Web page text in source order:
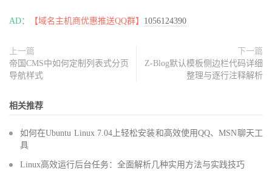
AD： 【域名主机商优惠推送QQ群】 1056124390
上一篇
帝国CMS中如何定制列表式分页
导航样式
下一篇
Z-Blog默认模板侧边栏代码详细
整理与逐行注释解析
相关推荐
如何在Ubuntu Linux 7.04上轻松安装和高效使用QQ、MSN聊天工
具
Linux高效运行后台任务：全面解析几种实用方法与实践技巧